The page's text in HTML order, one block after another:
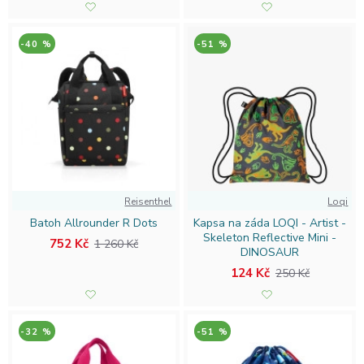
-40 %
Reisenthel
Batoh Allrounder R Dots
752 Kč 1 260 Kč
-51 %
Loqi
Kapsa na záda LOQI - Artist -
Skeleton Reflective Mini -
DINOSAUR
124 Kč 250 Kč
-32 % -51 %